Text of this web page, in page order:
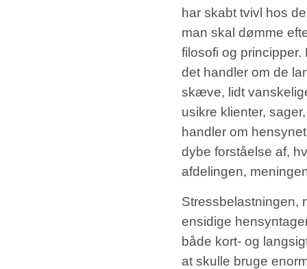
har skabt tvivl hos
man skal dømme
filosofi og
det handler om de
skæve, lidt
usikre klienter,
handler om
dybe forståelse af,
afdelingen,
Stressbelastningen,
ensidige
både kort- og
at skulle bruge